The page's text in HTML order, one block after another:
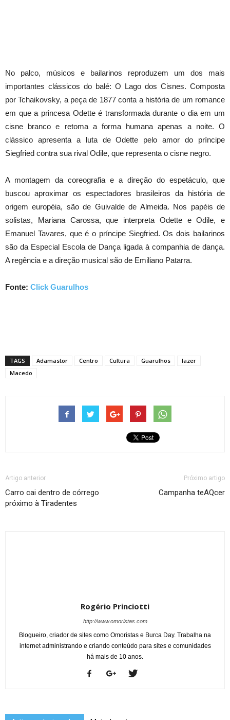
No palco, músicos e bailarinos reproduzem um dos mais
importantes clássicos do balé: O Lago dos Cisnes. Composta
por Tchaikovsky, a peça de 1877 conta a história de um romance
em que a princesa Odette é transformada durante o dia em um
cisne branco e retoma a forma humana apenas a noite. O
clássico apresenta a luta de Odette pelo amor do príncipe
Siegfried contra sua rival Odile, que representa o cisne negro.
A montagem da coreografia e a direção do espetáculo, que
buscou aproximar os espectadores brasileiros da história de
origem européia, são de Guivalde de Almeida. Nos papéis de
solistas, Mariana Carossa, que interpreta Odette e Odile, e
Emanuel Tavares, que é o príncipe Siegfried. Os dois bailarinos
são da Especial Escola de Dança ligada à companhia de dança.
A regência e a direção musical são de Emiliano Patarra.
Fonte: Click Guarulhos
TAGS Adamastor Centro Cultura Guarulhos
lazer
Macedo
Artigo anterior
Carro cai dentro de córrego
próximo à Tiradentes
Próximo artigo
Campanha teAQcer
Rogério Princiotti
http://www.omoristas.com
Blogueiro, criador de sites como Omoristas e Burca Day. Trabalha na
internet administrando e criando conteúdo para sites e comunidades
há mais de 10 anos.